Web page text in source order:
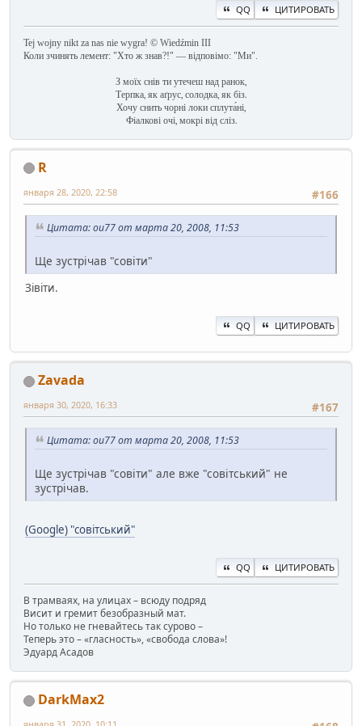
QQ ЦИТИРОВАТЬ
Tej wojny nikt za nas nie wygra! © Wiedźmin III
Коли зчинять лемент: "Хто ж знав?!" — відповімо: "Ми".
З моїх снів ти утечеш над ранок,
Терпка, як аґрус, солодка, як біз.
Хочу снить чорні локи сплута́ні,
Фіалкові очі, мокрі від сліз.
R
#166
января 28, 2020, 22:58
Цитата: ou77 от марта 20, 2008, 11:53
Ще зустрічав "совіти"
Зівіти.
QQ ЦИТИРОВАТЬ
Zavada
#167
января 30, 2020, 16:33
Цитата: ou77 от марта 20, 2008, 11:53
Ще зустрічав "совіти" але вже "совітський" не
зустрічав.
(Google) "совітський"
QQ ЦИТИРОВАТЬ
В трамваях, на улицах – всюду подряд
Висит и гремит безобразный мат.
Но только не гневайтесь так сурово –
Теперь это – «гласность», «свобода слова»!
Эдуард Асадов
DarkMax2